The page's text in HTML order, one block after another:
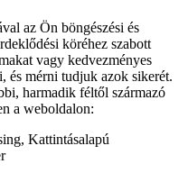
az Ön böngészési és
köréhez szabott
vagy kedvezményes
és mérni tudjuk azok sikerét.
harmadik féltől származó
a weboldalon:
Kattintásalapú